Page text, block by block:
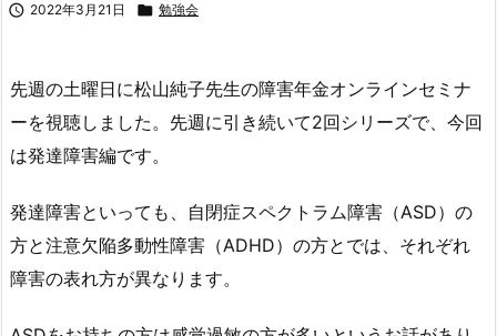
 2022年3月21日  勉強会
先週の土曜日に松山純子先生の障害年金オンラインセミナ
ーを視聴しました。先週に引き続いて2回シリーズで、今回
は発達障害編です。
発達障害といっても、自閉症スペクトラム障害（ASD）の
方と注意欠陥多動性障害（ADHD）の方とでは、それぞれ
障害の表れ方が異なります。